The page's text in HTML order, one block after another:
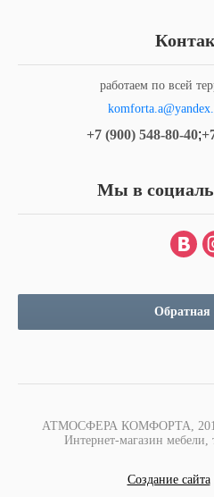
работаем по всей
+7 (900) 548-80-40;
Мы в
Обратная
АТМОСФЕРА КОМФОРТА,
Интернет-магазин мебели,
Создание сайта